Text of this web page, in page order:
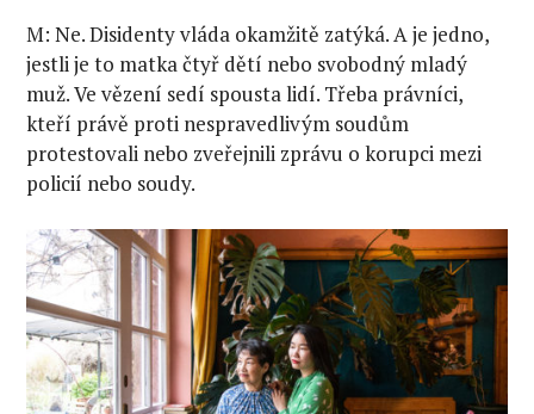
M: Ne. Disidenty vláda okamžitě zatýká. A je jedno,
jestli je to matka čtyř dětí nebo svobodný mladý
muž. Ve vězení sedí spousta lidí. Třeba právníci,
kteří právě proti nespravedlivým soudům
protestovali nebo zveřejnili zprávu o korupci mezi
policií nebo soudy.